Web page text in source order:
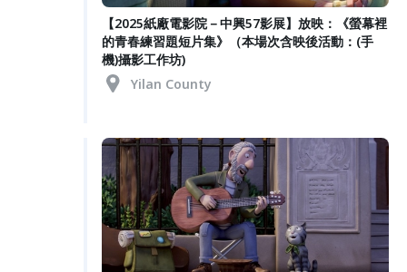
【2025紙廠電影院－中興57影展】放映：《螢幕裡
的青春練習題短片集》（本場次含映後活動：(手
機)攝影工作坊)
Yilan County